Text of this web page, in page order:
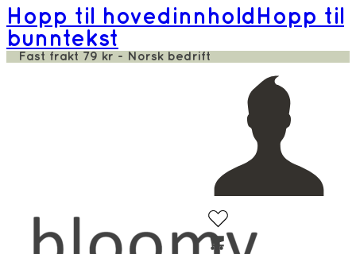
Hopp til hovedinnhold Hopp til
bunntekst
Fast frakt 79 kr - Norsk bedrift